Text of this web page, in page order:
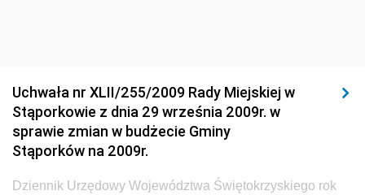
Dziennik Urzędowy Ministra Budownictwa i Przemysłu
Materiałów Budowlanych
Dziennik Urzędowy Ministra Infrastruktury i Rozwoju
Dziennik Urzędowy Głównego Inspektoratu Ochrony
Środowiska
Uchwała nr XLII/255/2009 Rady Miejskiej w
Stąporkowie z dnia 29 września 2009r. w
sprawie zmian w budżecie Gminy
Stąporków na 2009r.
Dziennik Urzędowy Województwa Świętokrzyskiego rok